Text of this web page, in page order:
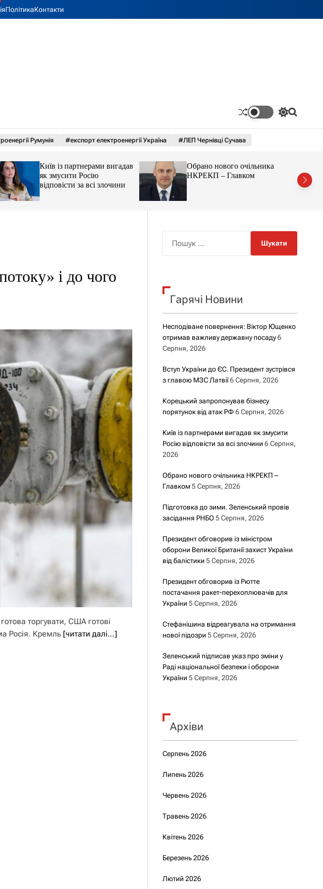
ПолітикаКонтакти
П
к
р
о
у
П
Румунія #експорт електроенергії Україна #ЛЕП Чернівці Сучава
Київ із партнерами вигадав
як змусити Росію
відповісти за всі злочини
Обрано нового очільника
НКРЕКП – Главком
і до чого
торгувати, США готові
Росія. Кремль [читати далі…]
к
Гарячі Новини
Несподіване повернення: Віктор Ющенко
отримав важливу державну посаду 6
Серпня, 2026
Вступ України до ЄС. Президент зустрівся
з главою МЗС Латвії 6 Серпня, 2026
Корецький запропонував бізнесу
порятунок від атак РФ 6 Серпня, 2026
Київ із партнерами вигадав як змусити
Росію відповісти за всі злочини 6 Серпня,
2026
Обрано нового очільника НКРЕКП –
Главком 5 Серпня, 2026
Підготовка до зими. Зеленський провів
засідання РНБО 5 Серпня, 2026
Президент обговорив із міністром
оборони Великої Британії захист України
від балістики 5 Серпня, 2026
Президент обговорив із Рютте
постачання ракет-перехоплювачів для
України 5 Серпня, 2026
Стефанішина відреагувала на отримання
нової підозри 5 Серпня, 2026
Зеленський підписав указ про зміни у
Раді національної безпеки і оборони
України 5 Серпня, 2026
Архіви
Серпень 2026
Липень 2026
Червень 2026
Травень 2026
Квітень 2026
Березень 2026
Лютий 2026